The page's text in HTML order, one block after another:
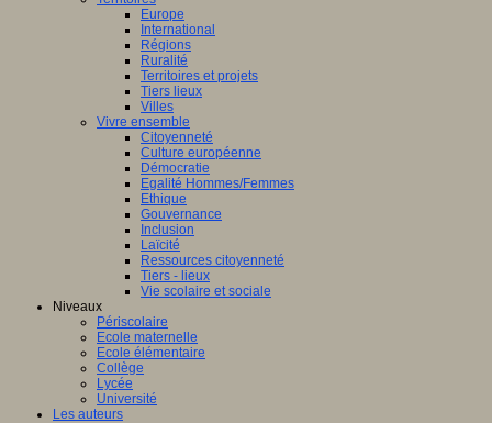
Europe
International
Régions
Ruralité
Territoires et projets
Tiers lieux
Villes
Vivre ensemble
Citoyenneté
Culture européenne
Démocratie
Egalité Hommes/Femmes
Ethique
Gouvernance
Inclusion
Laïcité
Ressources citoyenneté
Tiers - lieux
Vie scolaire et sociale
Niveaux
Périscolaire
Ecole maternelle
Ecole élémentaire
Collège
Lycée
Université
Les auteurs